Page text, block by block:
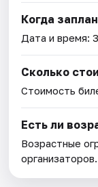
Когда
Дата и время:
Сколько
Стоимость
Есть ли
Возрастные
организаторов.